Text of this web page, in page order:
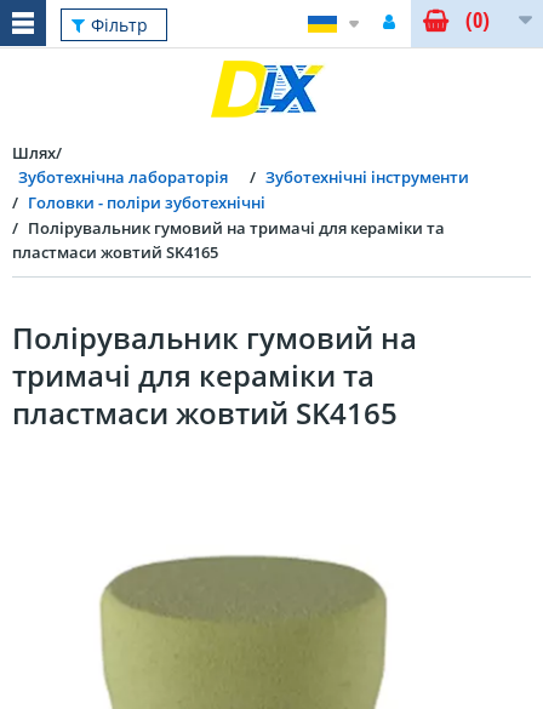
Фільтр (0)
Шлях
Зуботехнічна лабораторія
Зуботехнічні інструменти
Головки - поліри зуботехнічні
Полірувальник гумовий на тримачі для кераміки та
пластмаси жовтий SK4165
Полірувальник гумовий на
тримачі для кераміки та
пластмаси жовтий SK4165